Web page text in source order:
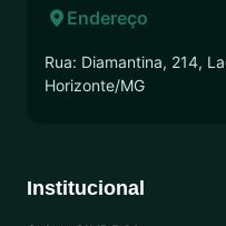
Endereço
Rua: Diamantina, 214,
Horizonte/MG
Institucional